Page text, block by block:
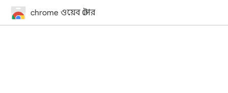
chrome ওয়েব স্টোর